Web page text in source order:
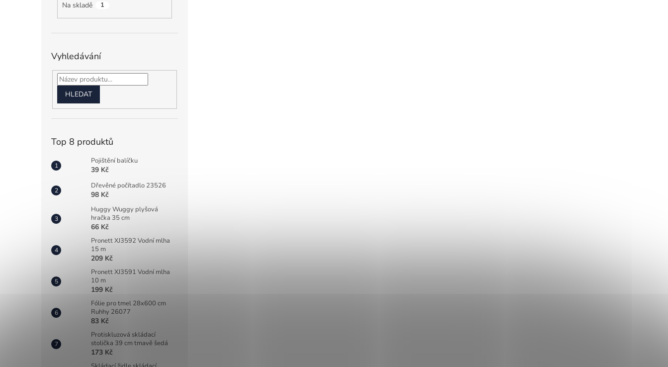
Na skladě 1
Vyhledávání
HLEDAT
Top 8 produktů
Pojištění balíčku
39 Kč
Dřevěné počítadlo 23526
98 Kč
Huggy Wuggy plyšová
hračka 35 cm
66 Kč
Pronett XJ3592 Vodní mlha
15 m
209 Kč
Pronett XJ3591 Vodní mlha
10 m
199 Kč
Fólie pro tmel 28x600 cm
Ruhhy 26077
83 Kč
Protiskluzová skládací
stolička 39 cm tmavě šedá
173 Kč